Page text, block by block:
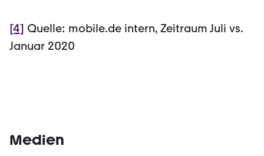
[4] Quelle: mobile.de intern, Zeitraum Juli vs.
Januar 2020
Medien